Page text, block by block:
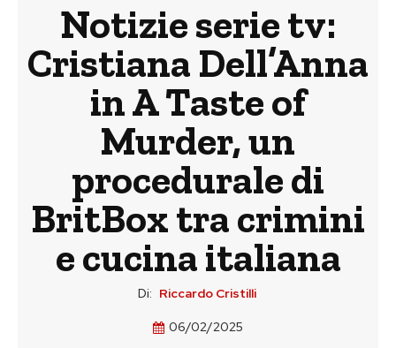
Notizie serie tv:
Cristiana Dell’Anna
in A Taste of
Murder, un
procedurale di
BritBox tra crimini
e cucina italiana
Di: Riccardo Cristilli
06/02/2025